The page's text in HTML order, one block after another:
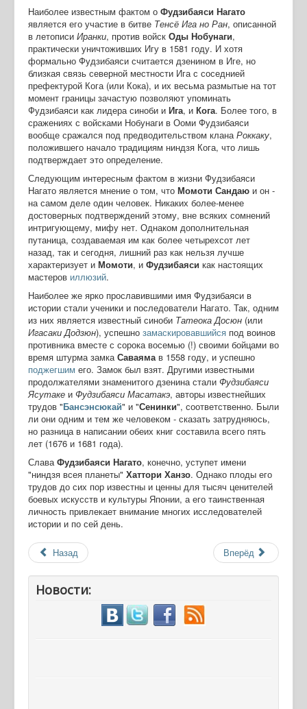
Наиболее известным фактом о Фудзибаяси Нагато
является его участие в битве Тенсё Ига но Ран, описанной
в летописи Иранки, против войск Оды Нобунаги,
практически уничтоживших Игу в 1581 году. И хотя
формально Фудзибаяси считается дзенином в Иге, но
близкая связь северной местности Ига с соседнией
префектурой Кога (или Кока), и их весьма размытые на тот
момент границы зачастую позволяют упоминать
Фудзибаяси как лидера синоби и Ига, и Кога. Более того, в
сражениях с войсками Нобунаги в Ооми Фудзибаяси
вообще сражался под предводительством кланаРоккаку,
положившего начало традициям ниндзя Кога, что лишь
подтверждает это определение.
Следующим интересным фактом в жизни Фудзибаяси
Нагато является мнение о том, что Момоти Сандаю и он -
на самом деле один человек. Никаких более-менее
достоверных подтверждений этому, вне всяких сомнений
интригующему, мифу нет. Однаком дополнительная
путаница, создаваемая им как более четырехсот лет
назад, так и сегодня, лишний раз как нельзя лучше
характеризует и Момоти, и Фудзибаяси как настоящих
мастеров иллюзий.
Наиболее же ярко прославившими имя Фудзибаяси в
истории стали ученики и последователи Нагато. Так, одним
из них является известный синоби Татеока Досюн (или
Игасаки Додзюн), успешно замаскировавшийся под воинов
противника вместе с сорока восемью (!) своими бойцами во
время штурма замкаСаваяма в 1558 году, и успешно
поджегшим его. Замок был взят. Другими известными
продолжателями знаменитого дзенина стали Фудзибаяси
Ясутаке и Фудзибаяси Масатакэ, авторы известнейших
трудов "Бансэнсюкай" и "Сенинки", соответственно. Были
ли они одним и тем же человеком - сказать затрудняюсь,
но разница в написании обеих книг составила всего пять
лет (1676 и 1681 года).
СлаваФудзибаяси Нагато, конечно, уступет имени
"ниндзя всея планеты" Хаттори Ханзо. Однако плоды его
трудов до сих пор известны и ценны для тысяч ценителей
боевых искусств и культуры Японии, а его таинственная
личность привлекает внимание многих исследователей
истории и по сей день.
Назад Вперёд
Новости: